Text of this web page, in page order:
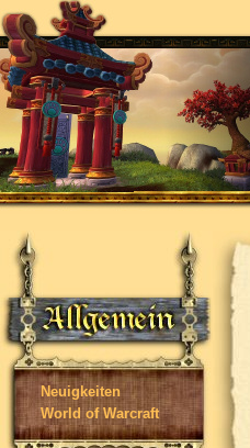
Neuigkeiten
World of Warcraft